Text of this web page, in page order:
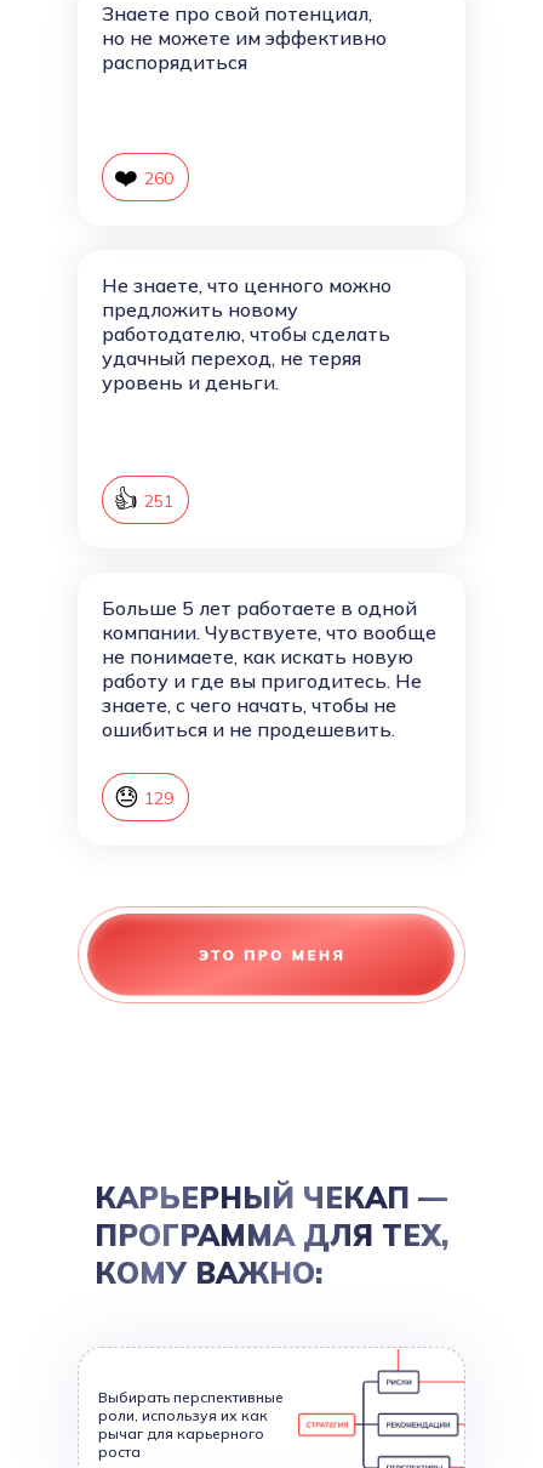
Не знаете, что ценного можно
предложить новому
работодателю, чтобы сделать
удачный переход, не теряя
уровень и деньги.
Знаете про свой потенциал,
но не можете им эффективно
распорядиться
Больше 5 лет работаете в одной
компании. Чувствуете, что вообще
не понимаете, как искать новую
работу и где вы пригодитесь. Не
знаете, с чего начать, чтобы не
ошибиться и не продешевить.
261
❤️ 260
252
👍 251
130
😓 129
КАРЬЕРНЫЙ ЧЕКАП —
ПРОГРАММА ДЛЯ ТЕХ,
КОМУ ВАЖНО:
Выбирать перспективные
роли, используя их как
рычаг для карьерного
роста